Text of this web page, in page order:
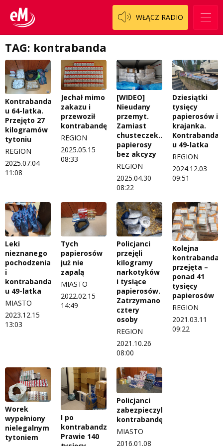
WŁĄCZ RADIO
Pasjonaci
Piąta strona świata
Prawdę mówiąc
Słowo Dnia
Tak wierzę
Weekend z blondynką
W starych Kielcach
Wszystko w temacie
Regulamin konkursów
Regulamin przesyłania materiałów
Regulamin sklepu internetowego
Regulamin darowizn
Regulamin konkursu Zwierzak naszej klasy
Polityka prywatności
ZNAJDZIESZ NAS TAKŻE NA
TAG: kontrabanda
Kontrabanda
u 64-latka.
Przejęto 27
kilogramów
tytoniu
REGION
2025.07.04
11:08
Jechał mimo
zakazu i
przewoził
kontrabandę
REGION
2025.05.15
08:33
[WIDEO]
Nieudany
przemyt.
Zamiast
chusteczek…
papierosy
bez akcyzy
REGION
2025.04.30
08:22
Dziesiątki
tysięcy
papierosów i
krajanka.
Kontrabanda
u 49-latka
REGION
2024.12.03
09:51
Leki
nieznanego
pochodzenia
i
kontrabanda
u 49-latka
MIASTO
2023.12.15
13:03
Tych
papierosów
już nie
zapalą
MIASTO
2022.02.15
14:49
Policjanci
przejęli
kilogramy
narkotyków
i tysiące
papierosów.
Zatrzymano
cztery
osoby
REGION
2021.10.26
08:00
Kolejna
kontrabanda
przejęta –
ponad 41
tysięcy
papierosów
REGION
2021.03.11
09:22
Worek
wypełniony
nielegalnym
tytoniem
I po
kontrabandzie.
Prawie 140
Policjanci
zabezpieczyli
kontrabandę
MIASTO
2016.01.08